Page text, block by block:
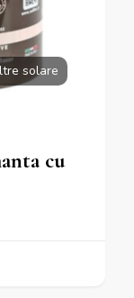
solare
cu